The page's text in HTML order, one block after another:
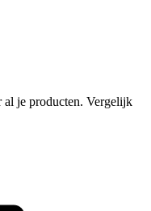
je producten. Vergelijk